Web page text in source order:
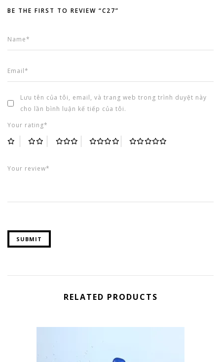
BE THE FIRST TO REVIEW “C27”
Lưu tên của tôi, email, và trang web trong trình duyệt này
cho lần bình luận kế tiếp của tôi.
Your rating*
RELATED PRODUCTS